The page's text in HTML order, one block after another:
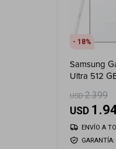
18
Samsung
Ultra 512
USD 2.399
USD
ENVÍO A